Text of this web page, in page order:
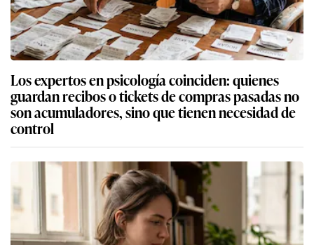
Los expertos en psicología coinciden: quienes
guardan recibos o tickets de compras pasadas no
son acumuladores, sino que tienen necesidad de
control